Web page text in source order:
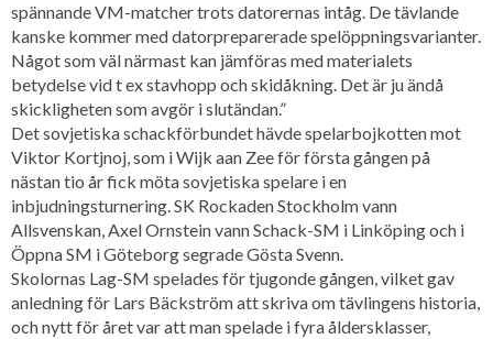
spännande VM-matcher trots datorernas intåg. De tävlande
kanske kommer med datorpreparerade spelöppningsvarianter.
Något som väl närmast kan jämföras med materialets
betydelse vid t ex stavhopp och skidåkning. Det är ju ändå
skickligheten som avgör i slutändan.”
Det sovjetiska schackförbundet hävde spelarbojkotten mot
Viktor Kortjnoj, som i Wijk aan Zee för första gången på
nästan tio år fick möta sovjetiska spelare i en
inbjudningsturnering. SK Rockaden Stockholm vann
Allsvenskan, Axel Ornstein vann Schack-SM i Linköping och i
Öppna SM i Göteborg segrade Gösta Svenn.
Skolornas Lag-SM spelades för tjugonde gången, vilket gav
anledning för Lars Bäckström att skriva om tävlingens historia,
och nytt för året var att man spelade i fyra åldersklasser,